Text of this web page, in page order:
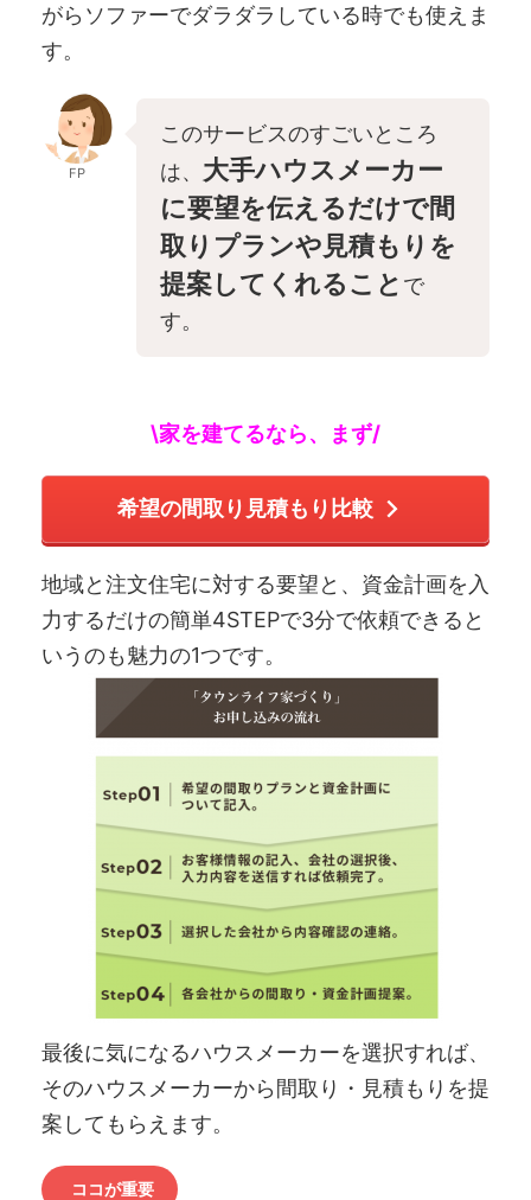
がらソファーでダラダラしている時でも使えま
す。
FP
このサービスのすごいところ
は、 大手ハウスメーカー
に要望を伝えるだけで間
取りプランや見積もりを
提案してくれること で
す。
\家を建てるなら、まず/
希望の間取り見積もり比較
地域と注文住宅に対する要望と、資金計画を入
力するだけの簡単4STEPで3分で依頼できると
いうのも魅力の1つです。
最後に気になるハウスメーカーを選択すれば、
そのハウスメーカーから間取り・見積もりを提
案してもらえます。
ココが重要